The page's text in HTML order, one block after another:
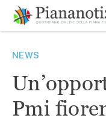
contenuto
NEWS
Pmi